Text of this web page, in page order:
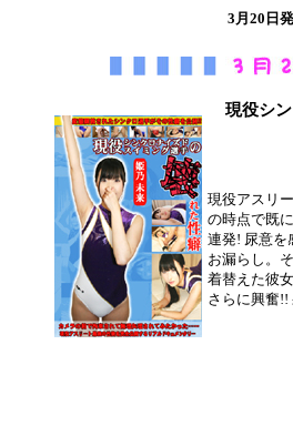
3月20日
現役シ
現役アスリ
の時点で既
連発! 尿意を
お漏らし。
着替えた彼
さらに興奮